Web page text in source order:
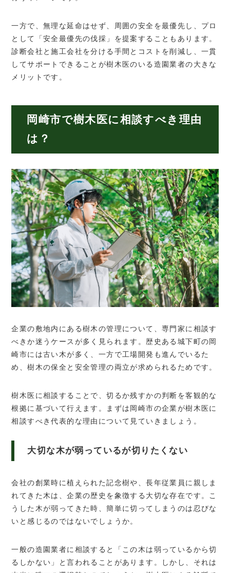
一方で、無理な延命はせず、周囲の安全を最優先し、プロ
として「安全最優先の伐採」を提案することもあります。
診断会社と施工会社を分ける手間とコストを削減し、一貫
してサポートできることが樹木医のいる造園業者の大きな
メリットです。
岡崎市で樹木医に相談すべき理由
は？
企業の敷地内にある樹木の管理について、専門家に相談す
べきか迷うケースが多く見られます。歴史ある城下町の岡
崎市には古い木が多く、一方で工場開発も進んでいるた
め、樹木の保全と安全管理の両立が求められるためです。
樹木医に相談することで、切るか残すかの判断を客観的な
根拠に基づいて行えます。まずは岡崎市の企業が樹木医に
相談すべき代表的な理由について見ていきましょう。
大切な木が弱っているが切りたくない
会社の創業時に植えられた記念樹や、長年従業員に親しま
れてきた木は、企業の歴史を象徴する大切な存在です。こ
うした木が弱ってきた時、簡単に切ってしまうのは忍びな
いと感じるのではないでしょうか。
一般の造園業者に相談すると「この木は弱っているから切
るしかない」と言われることがあります。しかし、それは